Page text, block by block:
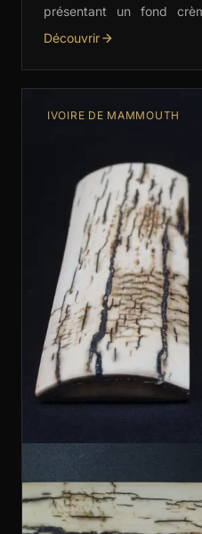
présentant un fond
marron. Idéales pour
Découvrir
IVOIRE DE MAMMOUTH